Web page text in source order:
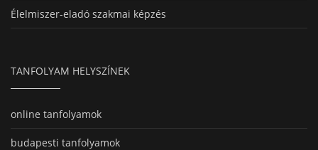
Élelmiszer-eladó szakmai képzés
TANFOLYAM HELYSZÍNEK
online tanfolyamok
budapesti tanfolyamok